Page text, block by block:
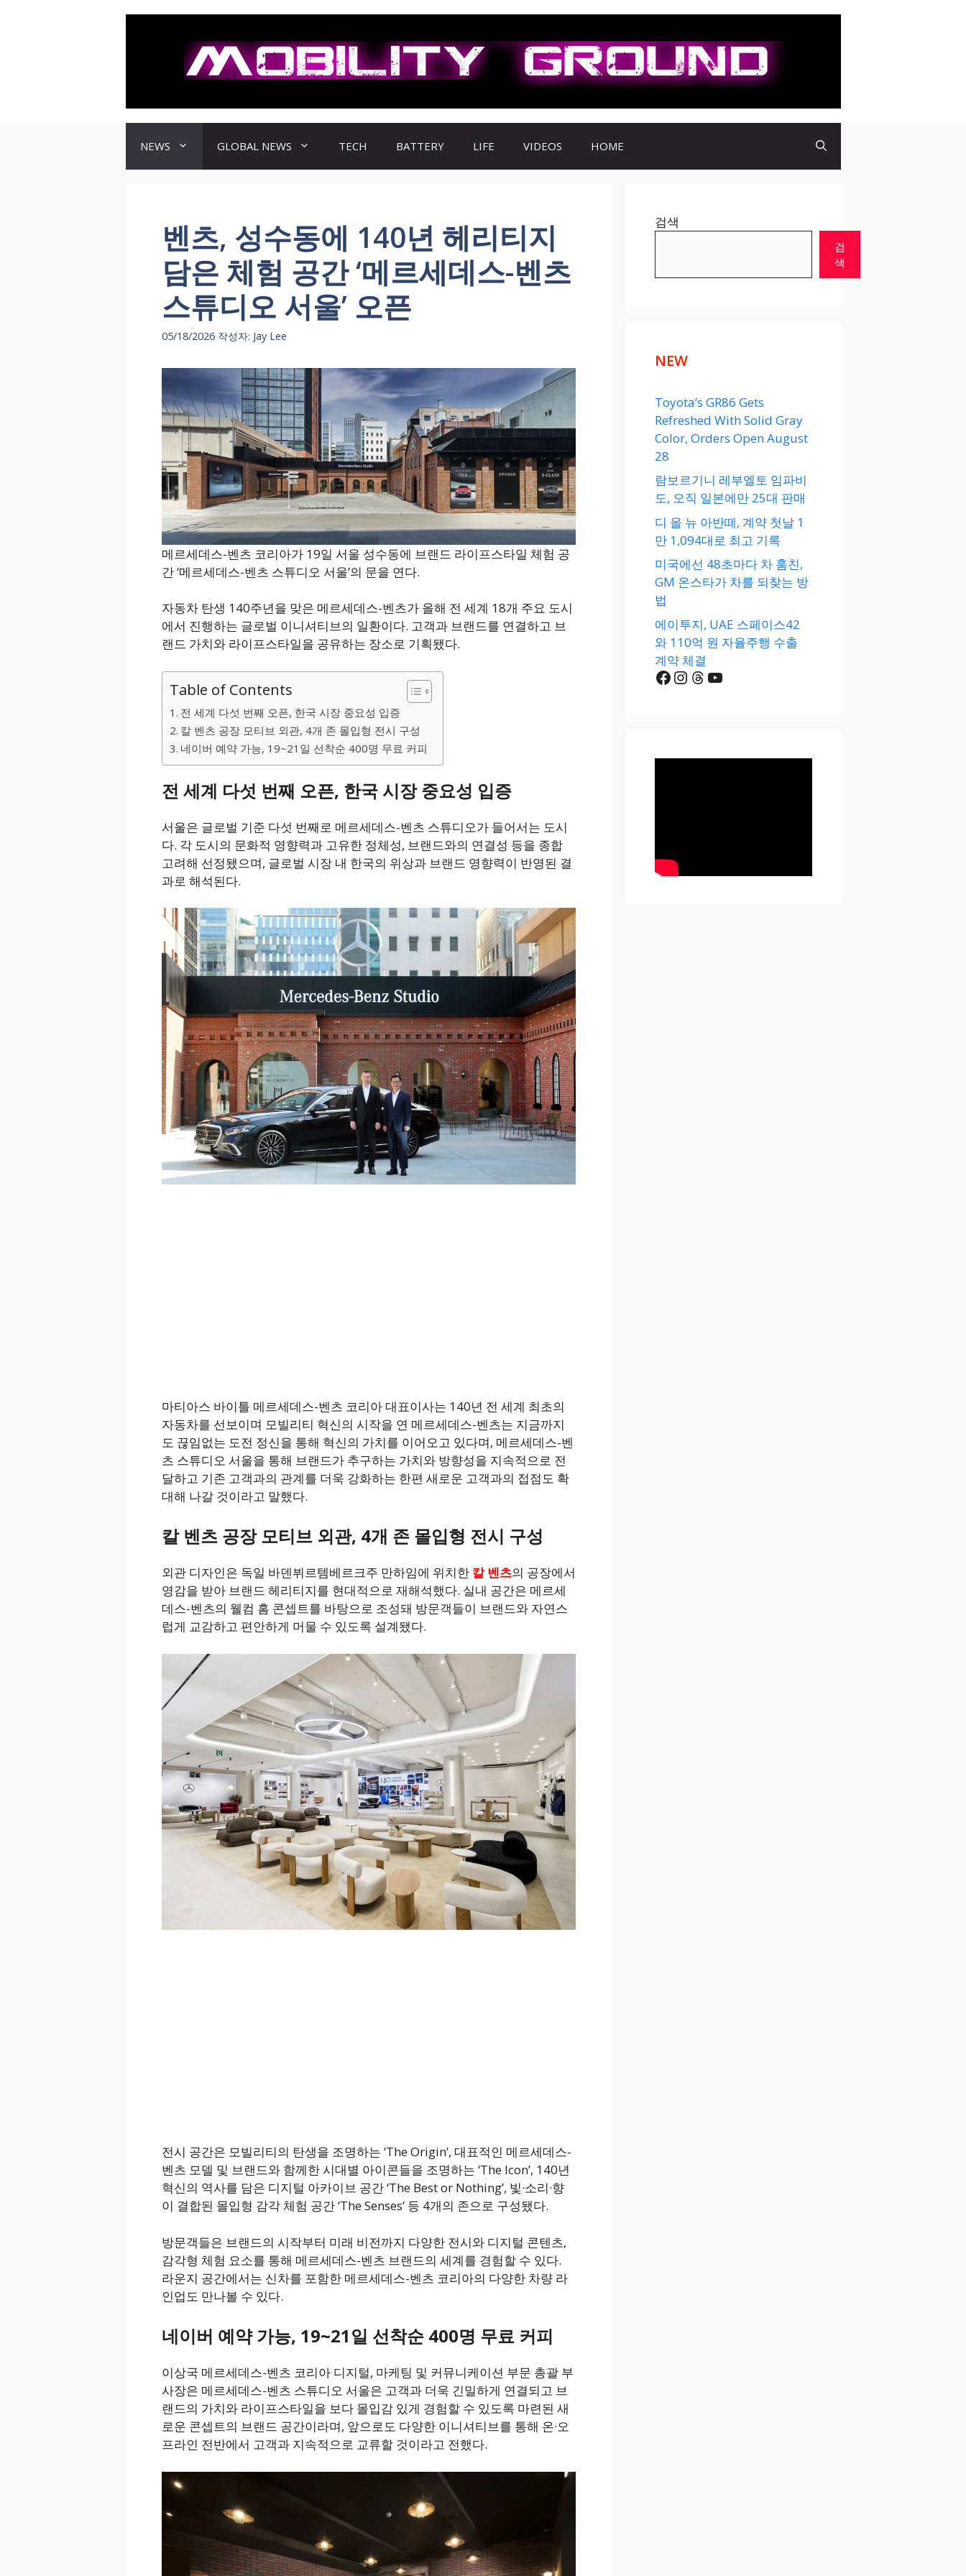
NEWS GLOBAL NEWS TECH BATTERY LIFE VIDEOS HOME
벤츠, 성수동에 140년 헤리티지
담은 체험 공간 ‘메르세데스-벤츠
스튜디오 서울’ 오픈
05/18/2026 작성자: Jay Lee
메르세데스-벤츠 코리아가 19일 서울 성수동에 브랜드 라이프스타일 체험 공
간 ‘메르세데스-벤츠 스튜디오 서울’의 문을 연다.
자동차 탄생 140주년을 맞은 메르세데스-벤츠가 올해 전 세계 18개 주요 도시
에서 진행하는 글로벌 이니셔티브의 일환이다. 고객과 브랜드를 연결하고 브
랜드 가치와 라이프스타일을 공유하는 장소로 기획됐다.
Table of Contents
전 세계 다섯 번째 오픈, 한국 시장 중요성 입증
칼 벤츠 공장 모티브 외관, 4개 존 몰입형 전시 구성
네이버 예약 가능, 19~21일 선착순 400명 무료 커피
전 세계 다섯 번째 오픈, 한국 시장 중요성 입증
서울은 글로벌 기준 다섯 번째로 메르세데스-벤츠 스튜디오가 들어서는 도시
다. 각 도시의 문화적 영향력과 고유한 정체성, 브랜드와의 연결성 등을 종합
고려해 선정됐으며, 글로벌 시장 내 한국의 위상과 브랜드 영향력이 반영된 결
과로 해석된다.
마티아스 바이틀 메르세데스-벤츠 코리아 대표이사는 140년 전 세계 최초의
자동차를 선보이며 모빌리티 혁신의 시작을 연 메르세데스-벤츠는 지금까지
도 끊임없는 도전 정신을 통해 혁신의 가치를 이어오고 있다며, 메르세데스-벤
츠 스튜디오 서울을 통해 브랜드가 추구하는 가치와 방향성을 지속적으로 전
달하고 기존 고객과의 관계를 더욱 강화하는 한편 새로운 고객과의 접점도 확
대해 나갈 것이라고 말했다.
칼 벤츠 공장 모티브 외관, 4개 존 몰입형 전시 구성
외관 디자인은 독일 바덴뷔르템베르크주 만하임에 위치한 칼 벤츠의 공장에서
영감을 받아 브랜드 헤리티지를 현대적으로 재해석했다. 실내 공간은 메르세
데스-벤츠의 웰컴 홈 콘셉트를 바탕으로 조성돼 방문객들이 브랜드와 자연스
럽게 교감하고 편안하게 머물 수 있도록 설계됐다.
전시 공간은 모빌리티의 탄생을 조명하는 ‘The Origin’, 대표적인 메르세데스-
벤츠 모델 및 브랜드와 함께한 시대별 아이콘들을 조명하는 ‘The Icon’, 140년
혁신의 역사를 담은 디지털 아카이브 공간 ‘The Best or Nothing’, 빛·소리·향
이 결합된 몰입형 감각 체험 공간 ‘The Senses’ 등 4개의 존으로 구성됐다.
방문객들은 브랜드의 시작부터 미래 비전까지 다양한 전시와 디지털 콘텐츠,
감각형 체험 요소를 통해 메르세데스-벤츠 브랜드의 세계를 경험할 수 있다.
라운지 공간에서는 신차를 포함한 메르세데스-벤츠 코리아의 다양한 차량 라
인업도 만나볼 수 있다.
네이버 예약 가능, 19~21일 선착순 400명 무료 커피
이상국 메르세데스-벤츠 코리아 디지털, 마케팅 및 커뮤니케이션 부문 총괄 부
사장은 메르세데스-벤츠 스튜디오 서울은 고객과 더욱 긴밀하게 연결되고 브
랜드의 가치와 라이프스타일을 보다 몰입감 있게 경험할 수 있도록 마련된 새
로운 콘셉트의 브랜드 공간이라며, 앞으로도 다양한 이니셔티브를 통해 온·오
프라인 전반에서 고객과 지속적으로 교류할 것이라고 전했다.
검색
검
색
NEW
Toyota’s GR86 Gets
Refreshed With Solid Gray
Color, Orders Open August
28
람보르기니 레부엘토 임파비
도, 오직 일본에만 25대 판매
디 올 뉴 아반떼, 계약 첫날 1
만 1,094대로 최고 기록
미국에선 48초마다 차 훔친,
GM 온스타가 차를 되찾는 방
법
에이투지, UAE 스페이스42
와 110억 원 자율주행 수출
계약 체결
Facebook
Instagram
Threads
YouTube